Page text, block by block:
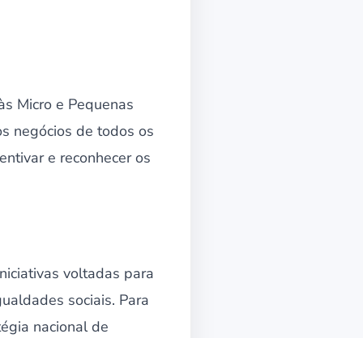
Micro e Pequenas
negócios de todos os
e reconhecer os
voltadas para
sociais. Para
nacional de